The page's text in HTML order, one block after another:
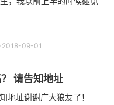
2018-09-01
请告知地址
地址谢谢广大狼友了！